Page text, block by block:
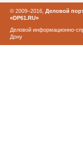
© 2009–2016, Деловой
«DP61.RU»
Деловой информационно-
Дону